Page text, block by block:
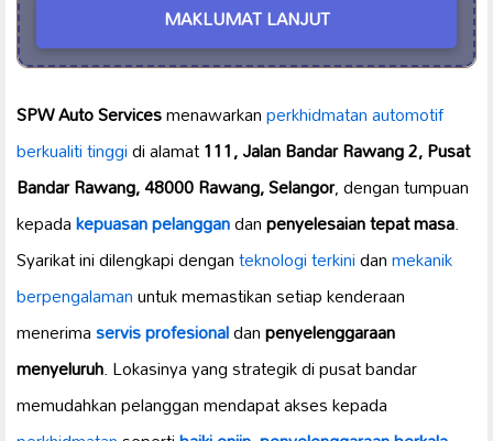
MAKLUMAT LANJUT
SPW Auto Servicesmenawarkanperkhidmatan automotif
berkualiti tinggidi alamat111, Jalan Bandar Rawang 2, Pusat
Bandar Rawang, 48000 Rawang, Selangor, dengan tumpuan
kepadakepuasan pelanggandanpenyelesaian tepat masa.
Syarikat ini dilengkapi denganteknologi terkinidanmekanik
berpengalamanuntuk memastikan setiap kenderaan
menerimaservis profesionaldanpenyelenggaraan
menyeluruh. Lokasinya yang strategik di pusat bandar
memudahkan pelanggan mendapat akses kepada